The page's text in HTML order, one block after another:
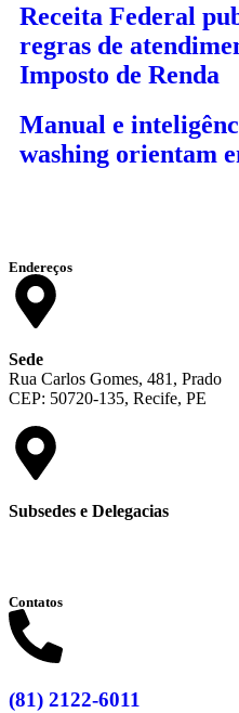
Receita Federal
regras de
Imposto de Renda
Manual e
washing orientam
Endereços
Sede
Rua Carlos Gomes, 481, Prado
CEP: 50720-135, Recife, PE
Subsedes e Delegacias
Contatos
(81) 2122-6011